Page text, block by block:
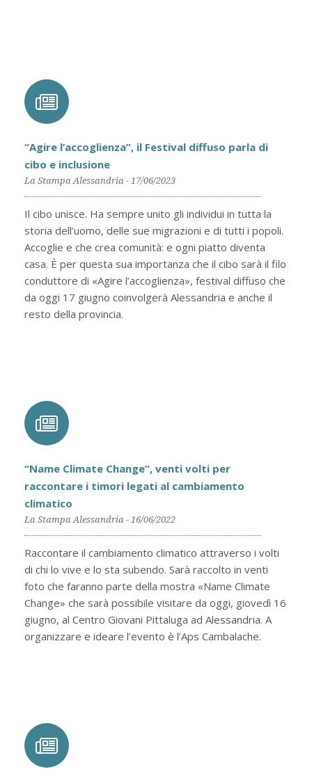
“Agire l’accoglienza”, il Festival diffuso parla di
cibo e inclusione
La Stampa Alessandria - 17/06/2023
Il cibo unisce. Ha sempre unito gli individui in tutta la
storia dell’uomo, delle sue migrazioni e di tutti i popoli.
Accoglie e che crea comunità: e ogni piatto diventa
casa. È per questa sua importanza che il cibo sarà il filo
conduttore di «Agire l’accoglienza», festival diffuso che
da oggi 17 giugno coinvolgerà Alessandria e anche il
resto della provincia.
“Name Climate Change”, venti volti per
raccontare i timori legati al cambiamento
climatico
La Stampa Alessandria - 16/06/2022
Raccontare il cambiamento climatico attraverso i volti
di chi lo vive e lo sta subendo. Sarà raccolto in venti
foto che faranno parte della mostra «Name Climate
Change» che sarà possibile visitare da oggi, giovedì 16
giugno, al Centro Giovani Pittaluga ad Alessandria. A
organizzare e ideare l’evento è l’Aps Cambalache.